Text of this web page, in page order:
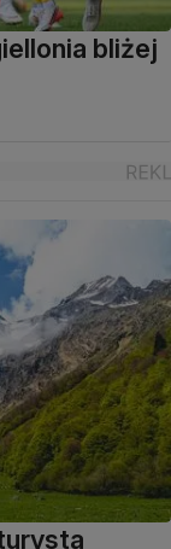
bliżej